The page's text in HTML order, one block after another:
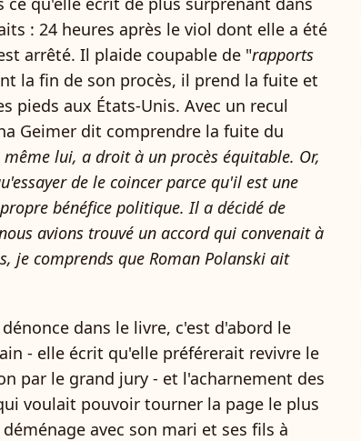
: 24 heures après le viol dont elle a été
arrêté. Il plaide coupable de "rapports
la fin de son procès, il prend la fuite et
pieds aux États-Unis. Avec un recul
Geimer dit comprendre la fuite du
lui, a droit à un procès équitable. Or,
de le coincer parce qu'il est une
bénéfice politique. Il a décidé de
avions trouvé un accord qui convenait à
je comprends que Roman Polanski ait
dans le livre, c'est d'abord le
- elle écrit qu'elle préférerait revivre le
par le grand jury - et l'acharnement des
voulait pouvoir tourner la page le plus
avec son mari et ses fils à